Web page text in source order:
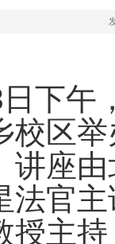
日下午
校区
讲座由
法官
授主